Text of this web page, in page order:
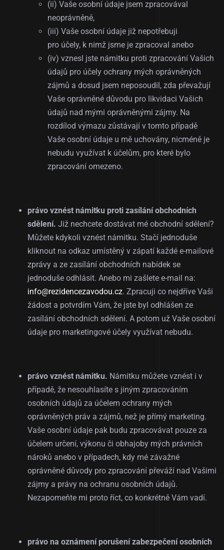
(ii) Vaše osobní údaje jsem zpracovával
neoprávněně,
(iii) Vaše osobní údaje již nepotřebuji
pro účely, k nimž jsme je zpracoval anebo
(iv) vznesl jste námitku proti zpracování Vašich
údajů pro účely ochrany mých oprávněných
zájmů a dosud jsem neposoudil, zda převažují
Vaše oprávněné důvodu pro likvidaci Vašich
údajů nad mými oprávněnými zájmy. Na
rozdílod výmazu zůstávají v tomto případě
Vaše osobní údaje u mě uchovány, nicméně je
nebudu využívat k účelům, pro které bylo
zpracování omezeno.
právo vznést námitku proti zasílání obchodních
sdělení. Již nechcete dostávat mé obchodní sdělení?
Můžete kdykoli vznést námitku. Stačí jednoduše
kliknout na odkaz umístěný v zápatí každé e-mailové
zprávy a ze zasílání obchodních nabídek se
jednoduše odhlásit. Anebo mi zašlete e-mail na:
info@rezidencezavodou.cz. Zpracuji co nejdříve Vaši
žádost a potvrdím Vám, že jste byl odhlášen ze
zasílání obchodních sdělení. A potom už Vaše osobní
údaje pro marketingové účely využívat nebudu.
právo vznést námitku. Námitku můžete vznést i v
případě, že nesouhlasíte s jiným zpracováním
osobních údajů za účelem ochrany mých
oprávněných práv a zájmů, než je přímý marketing.
Vaše osobní údaje pak budu zpracovávat pouze za
účelem určení, výkonu či obhajoby mých právních
nároků anebo v případech, kdy mé závažné
oprávněné důvody pro zpracování převáží nad Vašimi
zájmy a právy na ochranu osobních údajů.
Nezapomeňte mi proto říct, co konkrétně Vám vadí.
právo na oznámení porušení zabezpečení osobních